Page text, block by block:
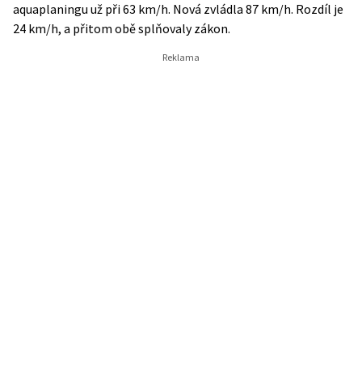
aquaplaningu už při 63 km/h. Nová zvládla 87 km/h. Rozdíl je
24 km/h, a přitom obě splňovaly zákon.